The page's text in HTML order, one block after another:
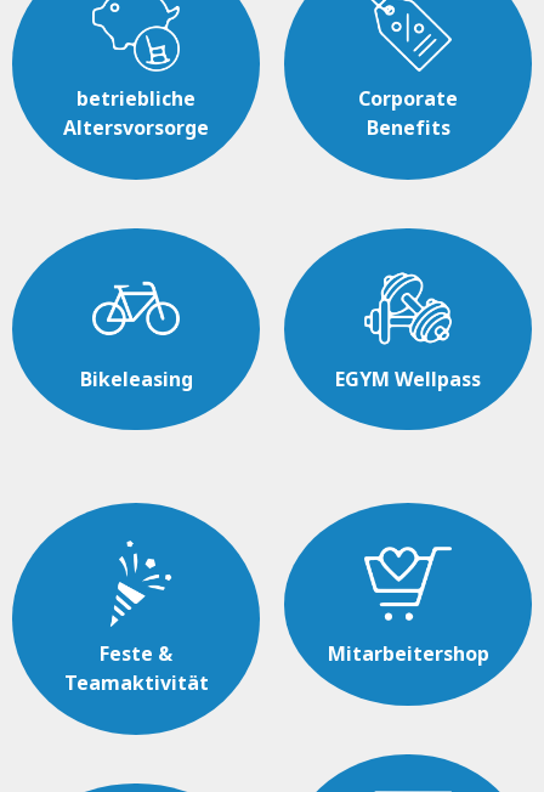
betriebliche
Altersvorsorge
Bikeleasing
Corporate
Benefits
EGYM Wellpass
Feste &
Teamaktivität
Mitarbeitershop